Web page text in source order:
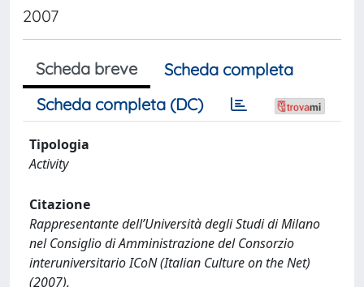
2007
Scheda breve
Scheda completa
Scheda completa (DC)
Tipologia
Activity
Citazione
Rappresentante dell’Università degli Studi di Milano
nel Consiglio di Amministrazione del Consorzio
interuniversitario ICoN (Italian Culture on the Net)
(2007).